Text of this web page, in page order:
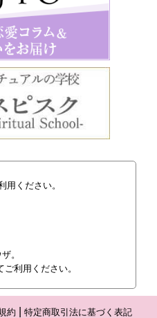
用ください。
。
利用ください。
約
特定商取引法に基づく表記